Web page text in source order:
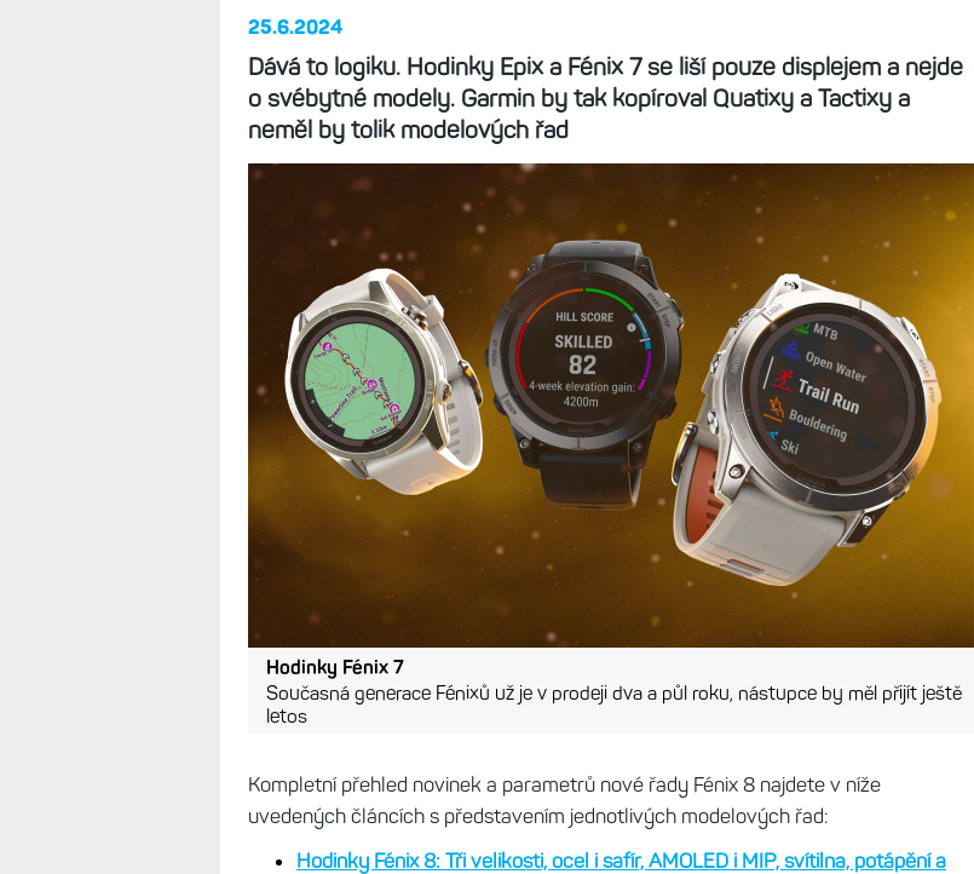
25.6.2024
Dává to logiku. Hodinky Epix a Fénix 7 se liší pouze displejem a nejde
o svébytné modely. Garmin by tak kopíroval Quatixy a Tactixy a
neměl by tolik modelových řad
Hodinky Fénix 7
Současná generace Fénixů už je v prodeji dva a půl roku, nástupce by měl přijít ještě
letos
Kompletní přehled novinek a parametrů nové řady Fénix 8 najdete v níže
uvedených článcích s představením jednotlivých modelových řad:
Hodinky Fénix 8: Tři velikosti, ocel i safír, AMOLED i MIP, svítilna, potápění a